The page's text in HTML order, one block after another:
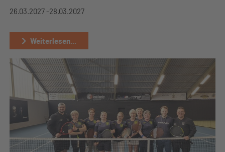
26.03.2027 -28.03.2027
Weiterlesen...